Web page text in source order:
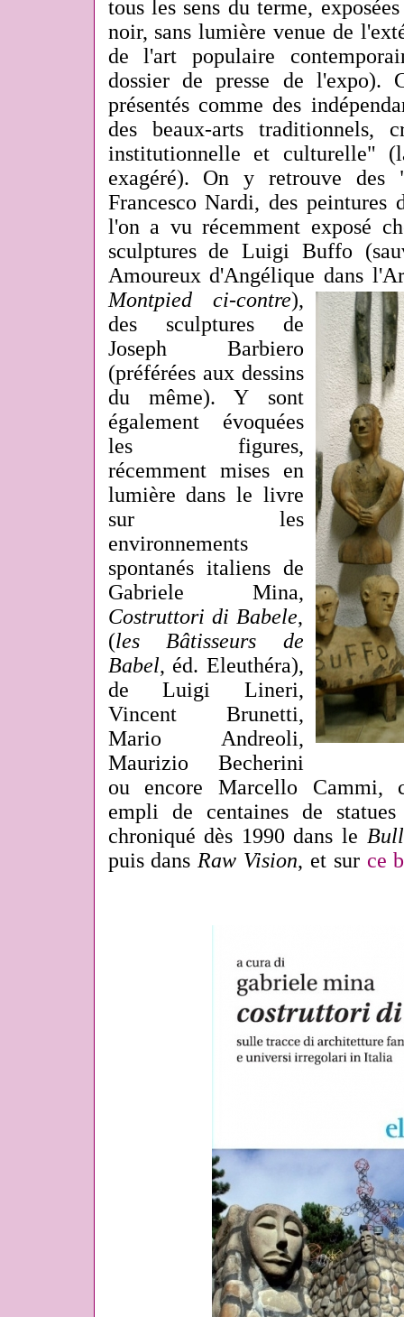
tous les sens du terme,
noir, sans lumière venue de
de l'art populaire
dossier de presse de l'expo).
présentés comme des
des beaux-arts traditionnels,
institutionnelle et culturelle"
exagéré). On y retrouve des
Francesco Nardi, des peintures
l'on a vu récemment exposé
sculptures de Luigi Buffo
Amoureux d'Angélique dans
Montpied ci-contre),
des sculptures de
Joseph Barbiero
(préférées aux dessins
du même). Y sont
également évoquées
les figures,
récemment mises en
lumière dans le livre
sur les
environnements
spontanés italiens de
Gabriele Mina,
Costruttori di Babele,
(les Bâtisseurs de
Babel, éd. Eleuthéra),
de Luigi Lineri,
Vincent Brunetti,
Mario Andreoli,
Maurizio Becherini
ou encore Marcello Cammi,
empli de centaines de
chroniqué dès 1990 dans le
puis dans Raw Vision, et sur ce